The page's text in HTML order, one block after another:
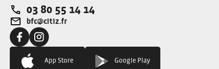
Téléphone:
03 80 55 14 14
Adresse e-mail:
bfc@citiz.fr
Facebook:Instagram:
App Store Google Play